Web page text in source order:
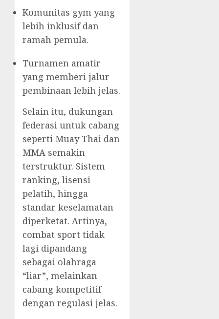
Komunitas gym yang
lebih inklusif dan
ramah pemula.
Turnamen amatir
yang memberi jalur
pembinaan lebih jelas.
Selain itu, dukungan
federasi untuk cabang
seperti Muay Thai dan
MMA semakin
terstruktur. Sistem
ranking, lisensi
pelatih, hingga
standar keselamatan
diperketat. Artinya,
combat sport tidak
lagi dipandang
sebagai olahraga
“liar”, melainkan
cabang kompetitif
dengan regulasi jelas.